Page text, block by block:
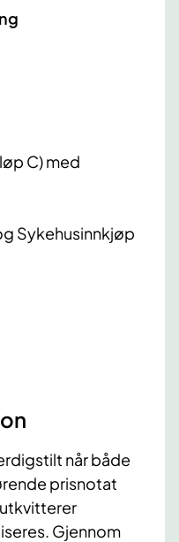
C) med
Sykehusinnkjøp
når både
prisnotat
Gjennom